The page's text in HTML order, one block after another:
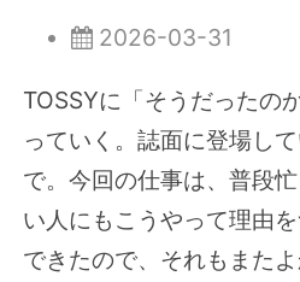
2026-03-31
TOSSYに「そうだったの
っていく。誌面に登場し
で。今回の仕事は、普段
い人にもこうやって理由
できたので、それもまた